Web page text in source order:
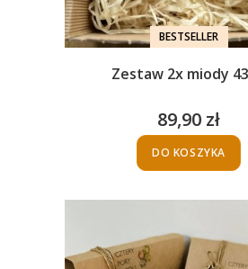
BESTSELLER
Zestaw 2x miody
Cena
89,90 zł
DO KOSZYKA